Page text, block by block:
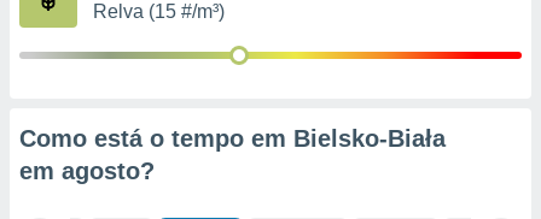
1199
Relva (15 #/m³)
Como está o tempo em Bielsko-Biała
em agosto?